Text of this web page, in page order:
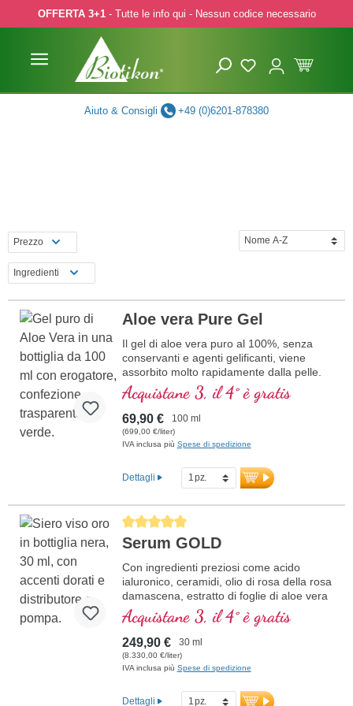
to main content
Skip to search
Skip to main navigation
OFFERTA 3+1- Tutte le info qui - Nessun codice necessario
Aiuto & Consigli +49 (0)6201-878380
Prezzo
Ingredienti
Aloe vera Pure Gel
Il gel di aloe vera puro al 100%, senza
conservanti e agenti gelificanti, viene
assorbito molto rapidamente dalla pelle.
Dall'aloe vera fresca (senza polvere) con
acqua esagonale.
Acquistane 3, il 4° è gratis
69,90 € 100 ml
(699,00 €/liter)
IVA inclusa più Spese di spedizione
Dettagli
Average rating of 5 out of 5 stars
Serum GOLD
Con ingredienti preziosi come acido
ialuronico, ceramidi, olio di rosa della rosa
damascena, estratto di foglie di aloe vera
e molto altro.
Acquistane 3, il 4° è gratis
249,90 € 30 ml
(8.330,00 €/liter)
IVA inclusa più Spese di spedizione
Dettagli